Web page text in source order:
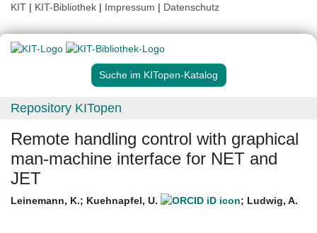
KIT | KIT-Bibliothek | Impressum | Datenschutz
Suche im KITopen-Katalog
Repository KITopen
Remote handling control with graphical
man-machine interface for NET and
JET
Leinemann, K.; Kuehnapfel, U. ; Ludwig, A.